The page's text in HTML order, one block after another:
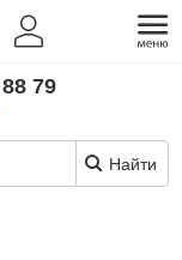
79
Найти